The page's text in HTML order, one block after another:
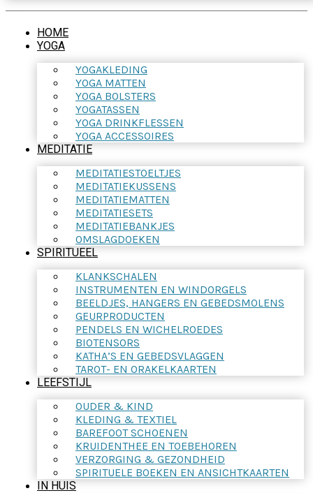
HOME
YOGA
YOGAKLEDING
YOGA MATTEN
YOGA BOLSTERS
YOGATASSEN
YOGA DRINKFLESSEN
YOGA ACCESSOIRES
MEDITATIE
MEDITATIESTOELTJES
MEDITATIEKUSSENS
MEDITATIEMATTEN
MEDITATIESETS
MEDITATIEBANKJES
OMSLAGDOEKEN
SPIRITUEEL
KLANKSCHALEN
INSTRUMENTEN EN WINDORGELS
BEELDJES, HANGERS EN GEBEDSMOLENS
GEURPRODUCTEN
PENDELS EN WICHELROEDES
BIOTENSORS
KATHA’S EN GEBEDSVLAGGEN
TAROT- EN ORAKELKAARTEN
LEEFSTIJL
OUDER & KIND
KLEDING & TEXTIEL
BAREFOOT SCHOENEN
KRUIDENTHEE EN TOEBEHOREN
VERZORGING & GEZONDHEID
SPIRITUELE BOEKEN EN ANSICHTKAARTEN
IN HUIS